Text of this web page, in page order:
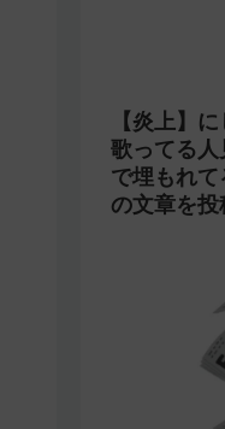
【炎上】
歌ってる人
で埋もれ
の文章を投